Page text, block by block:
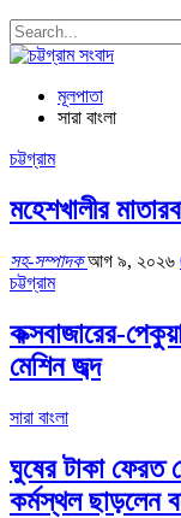
মূলপাতা
সারা বাংলা
চট্টগ্রাম
মহেশখালীর
সহ-সম্পাদকআগ ৯, ২০২৬
চট্টগ্রাম
কক্সবাজারের-
মেশিন জব্দ
সারা বাংলা
ঘুষের টাকা ফেরত
কর্মস্থল ছাড়লেন